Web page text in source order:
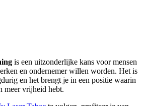
is een uitzonderlijke kans voor mensen
en ondernemer willen worden. Het is
en het brengt je in een positie waarin
meer vrijheid hebt.